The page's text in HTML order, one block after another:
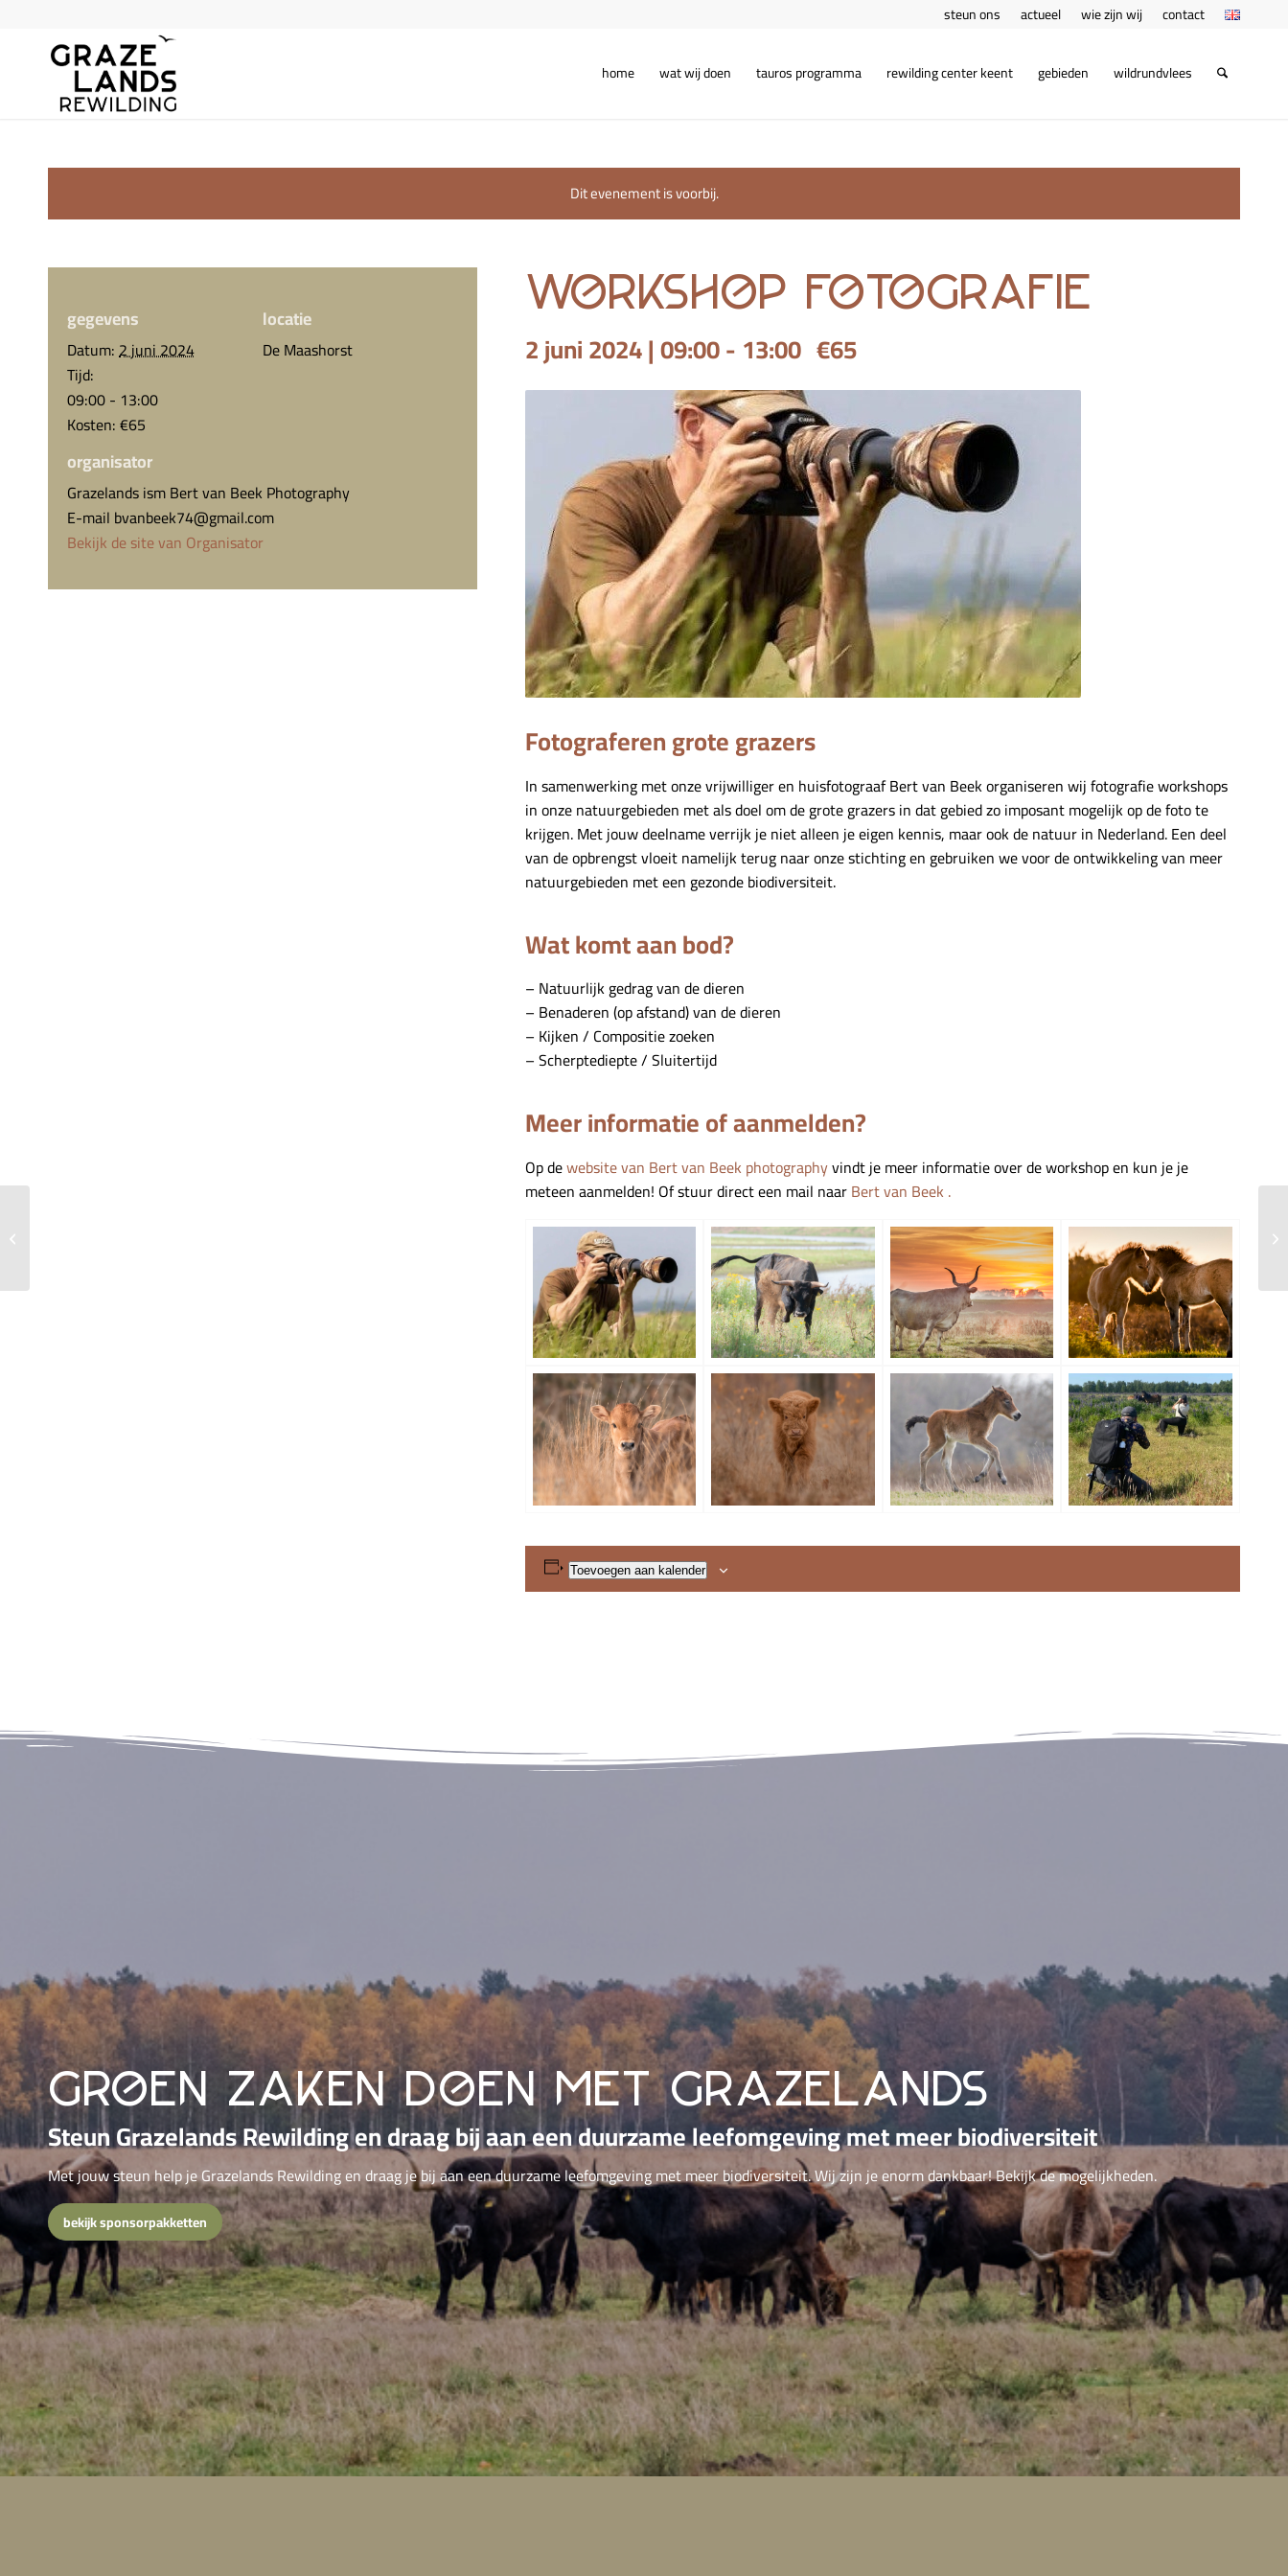
steun ons actueel wie zijn wij contact
home wat wij doen tauros programma rewilding center keent gebieden wildrundvlees
Dit evenement is voorbij.
workshop fotografie
2 juni 2024 | 09:00-13:00 €65
Fotograferen grote grazers
In samenwerking met onze vrijwilliger en huisfotograaf Bert van Beek organiseren wij fotografie workshops
in onze natuurgebieden met als doel om de grote grazers in dat gebied zo imposant mogelijk op de foto te
krijgen. Met jouw deelname verrijk je niet alleen je eigen kennis, maar ook de natuur in Nederland. Een deel
van de opbrengst vloeit namelijk terug naar onze stichting en gebruiken we voor de ontwikkeling van meer
natuurgebieden met een gezonde biodiversiteit.
Wat komt aan bod?
– Natuurlijk gedrag van de dieren
– Benaderen (op afstand) van de dieren
– Kijken / Compositie zoeken
– Scherptediepte / Sluitertijd
Meer informatie of aanmelden?
Op dewebsite van Bert van Beek photographyvindt je meer informatie over de workshop en kun je je
meteen aanmelden! Of stuur direct een mail naarBert van Beek.
Toevoegen aan kalender
gegevens
Datum:2 juni 2024
Tijd:
09:00 - 13:00
Kosten:€65
locatie
De Maashorst
organisator
Grazelands ism Bert van Beek Photography
E-mail bvanbeek74@gmail.com
Bekijk de site van Organisator
groen zaken doen met grazelands
Steun Grazelands Rewilding en draag bij aan een duurzame leefomgeving met meer biodiversiteit
Met jouw steun help je Grazelands Rewilding en draag je bij aan een duurzame leefomgeving met meer biodiversiteit. Wij zijn je enorm dankbaar! Bekijk de mogelijkheden.
bekijk sponsorpakketten